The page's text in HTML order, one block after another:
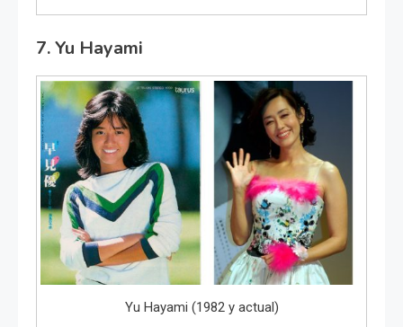
7. Yu Hayami
Yu Hayami (1982 y actual)